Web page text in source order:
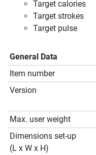
Target calories
Target strokes
Target pulse
General Data
Item number
Version
Max. user weight
Dimensions set-up
(L x W x H)